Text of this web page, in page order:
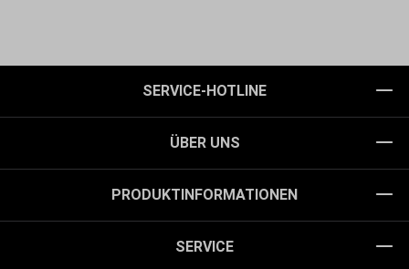
SERVICE-HOTLINE
ÜBER UNS
PRODUKTINFORMATIONEN
SERVICE